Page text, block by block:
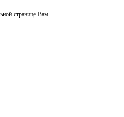
странице Вам